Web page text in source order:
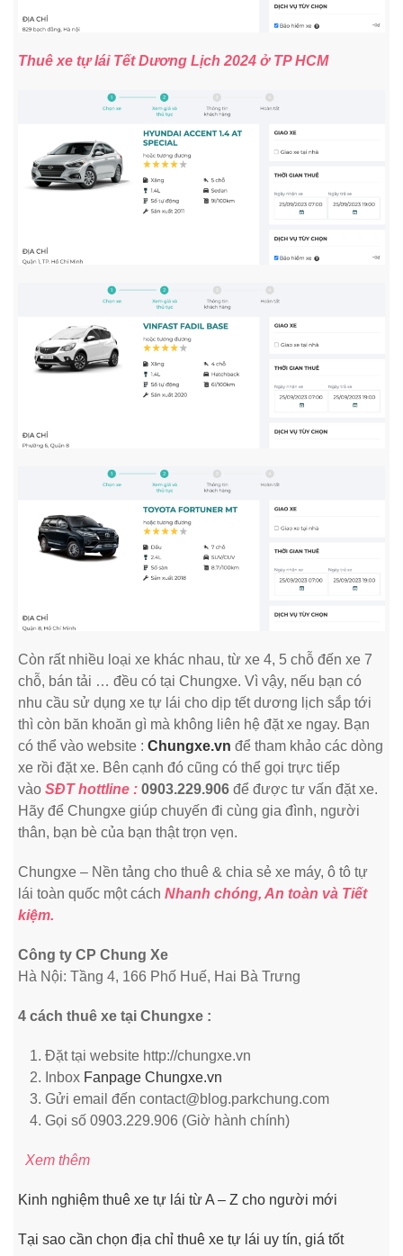
Thuê xe tự lái Tết Dương Lịch 2024 ở TP HCM
Còn rất nhiều loại xe khác nhau, từ xe 4, 5 chỗ đến xe 7
chỗ, bán tải … đều có tại Chungxe. Vì vậy, nếu bạn có
nhu cầu sử dụng xe tự lái cho dịp tết dương lịch sắp tới
thì còn băn khoăn gì mà không liên hệ đặt xe ngay. Bạn
có thể vào website : Chungxe.vn để tham khảo các dòng
xe rồi đặt xe. Bên cạnh đó cũng có thể gọi trực tiếp
vào SĐT hottline : 0903.229.906 để được tư vấn đặt xe.
Hãy để Chungxe giúp chuyến đi cùng gia đình, người
thân, bạn bè của bạn thật trọn vẹn.
Chungxe – Nền tảng cho thuê & chia sẻ xe máy, ô tô tự
lái toàn quốc một cách Nhanh chóng, An toàn và Tiết
kiệm.
Công ty CP Chung Xe
Hà Nội: Tầng 4, 166 Phố Huế, Hai Bà Trưng
4 cách thuê xe tại Chungxe :
Đặt tại website http://chungxe.vn
Inbox Fanpage Chungxe.vn
Gửi email đến contact@blog.parkchung.com
Gọi số 0903.229.906 (Giờ hành chính)
Xem thêm
Kinh nghiệm thuê xe tự lái từ A – Z cho người mới
Tại sao cần chọn địa chỉ thuê xe tự lái uy tín, giá tốt